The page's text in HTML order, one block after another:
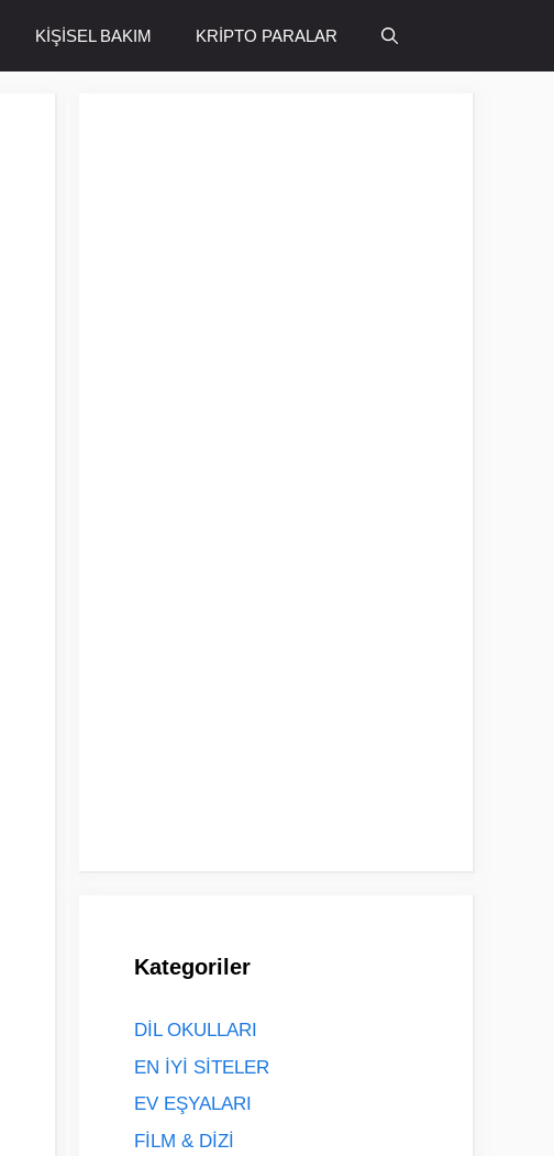
KİŞİSEL BAKIM KRİPTO PARALAR
Kategoriler
DİL OKULLARI
EN İYİ SİTELER
EV EŞYALARI
FİLM & DİZİ